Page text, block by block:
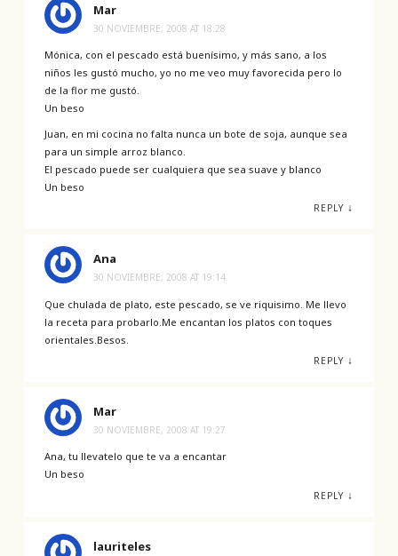
Mar
30 NOVIEMBRE, 2008 AT 18:28
Mónica, con el pescado está buenísimo, y más sano, a los
niños les gustó mucho, yo no me veo muy favorecida pero lo
de la flor me gustó.
Un beso
Juan, en mi cocina no falta nunca un bote de soja, aunque sea
para un simple arroz blanco.
El pescado puede ser cualquiera que sea suave y blanco
Un beso
REPLY ↓
Ana
30 NOVIEMBRE, 2008 AT 19:14
Que chulada de plato, este pescado, se ve riquisimo. Me llevo
la receta para probarlo.Me encantan los platos con toques
orientales.Besos.
REPLY ↓
Mar
30 NOVIEMBRE, 2008 AT 19:27
Ana, tu llevatelo que te va a encantar
Un beso
REPLY ↓
lauriteles